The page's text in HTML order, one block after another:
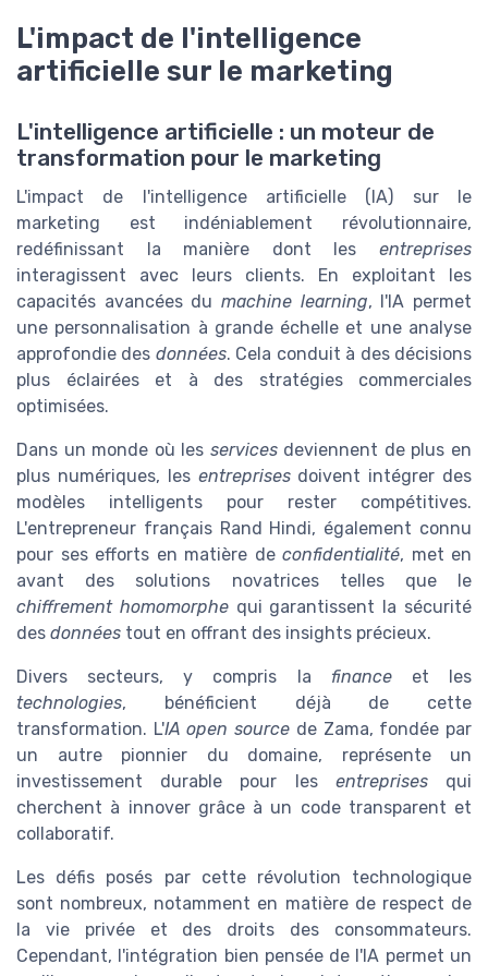
L'impact de l'intelligence
artificielle sur le marketing
L'intelligence artificielle : un moteur de
transformation pour le marketing
L'impact de l'intelligence artificielle (IA) sur le
marketing est indéniablement révolutionnaire,
redéfinissant la manière dont les entreprises
interagissent avec leurs clients. En exploitant les
capacités avancées du machine learning, l'IA permet
une personnalisation à grande échelle et une analyse
approfondie des données. Cela conduit à des décisions
plus éclairées et à des stratégies commerciales
optimisées.
Dans un monde où les servicesdeviennent de plus en
plus numériques, les entreprisesdoivent intégrer des
modèles intelligents pour rester compétitives.
L'entrepreneur français Rand Hindi, également connu
pour ses efforts en matière de confidentialité, met en
avant des solutions novatrices telles que le
chiffrement homomorphequi garantissent la sécurité
des données tout en offrant des insights précieux.
Divers secteurs, y compris la financeet les
technologies, bénéficient déjà de cette
transformation. L'IA open source de Zama, fondée par
un autre pionnier du domaine, représente un
investissement durable pour les entreprisesqui
cherchent à innover grâce à un code transparent et
collaboratif.
Les défis posés par cette révolution technologique
sont nombreux, notamment en matière de respect de
la vie privée et des droits des consommateurs.
Cependant, l'intégration bien pensée de l'IA permet un